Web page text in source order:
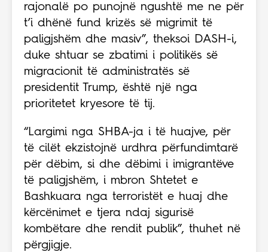
rajonalë po punojnë ngushtë me ne për
t’i dhënë fund krizës së migrimit të
paligjshëm dhe masiv”, theksoi DASH-i,
duke shtuar se zbatimi i politikës së
migracionit të administratës së
presidentit Trump, është një nga
prioritetet kryesore të tij.
“Largimi nga SHBA-ja i të huajve, për
të cilët ekzistojnë urdhra përfundimtarë
për dëbim, si dhe dëbimi i imigrantëve
të paligjshëm, i mbron Shtetet e
Bashkuara nga terroristët e huaj dhe
kërcënimet e tjera ndaj sigurisë
kombëtare dhe rendit publik”, thuhet në
përgjigje.